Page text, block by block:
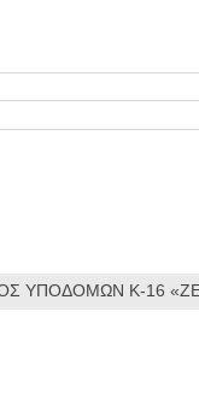
ΥΠΟΔΟΜΩΝ Κ-16